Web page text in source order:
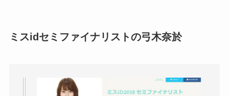
ミスidセミファイナリストの弓木奈於